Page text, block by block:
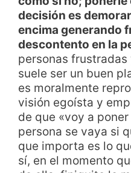
decisión es
encima generando
descontento en la
personas
suele ser un buen
es moralmente
visión egoísta y
de que «voy a
persona se vaya si
que importa es lo
sí, en el momento